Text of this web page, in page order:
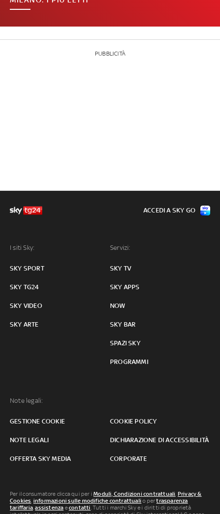
PUBBLICITÀ
I siti Sky:
SKY SPORT
SKY TG24
SKY VIDEO
SKY ARTE
Servizi:
SKY TV
SKY APPS
NOW
SKY BAR
SPAZI SKY
PROGRAMMI
Note legali:
GESTIONE COOKIE COOKIE POLICY
NOTE LEGALI DICHIARAZIONE DI ACCESSIBILITÀ
OFFERTA SKY MEDIA CORPORATE
ACCEDI A SKY GO
Per il consumatore clicca qui per iModuli, Condizioni contrattuali, Privacy &
Cookies, informazioni sulle modifiche contrattuali o pertrasparenza
tariffaria,assistenza econtatti. Tutti i marchi Sky e i diritti di proprietà